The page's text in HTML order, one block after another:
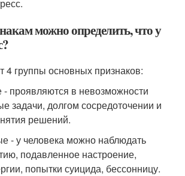
можно определить, что у
группы основных признаков:
проявляются в невозможности
задачи, долгом сосредоточении и
решений.
- у человека можно наблюдать
подавленное настроение,
попытки суицида, бессонницу.